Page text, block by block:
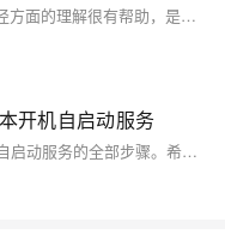
这对于掌握Linux的文件系统组织结构和路径方面的理解很有帮助，是我们日常工作和学习中都可能使用到的知识。以上讲解详细清晰，应用简便，是每一个想要精通操作系统的计算机爱好者必备的实用技能。
开机自启动服务
以上就是在CentOS 7中设置shell脚本开机自启动服务的全部步骤。希望这个指南能帮助你更好地管理你的Linux系统。